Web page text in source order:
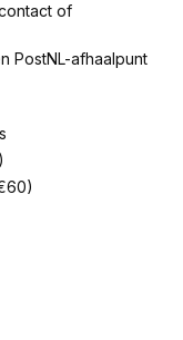
of
PostNL-afhaalpunt